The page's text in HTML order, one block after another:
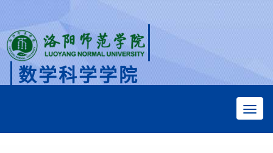
数学科学学院